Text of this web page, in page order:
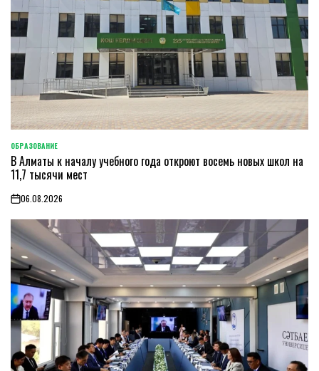
POSTED
IN
ОБРАЗОВАНИЕ
В Алматы к началу учебного года откроют восемь новых школ на
11,7 тысячи мест
on06.08.2026